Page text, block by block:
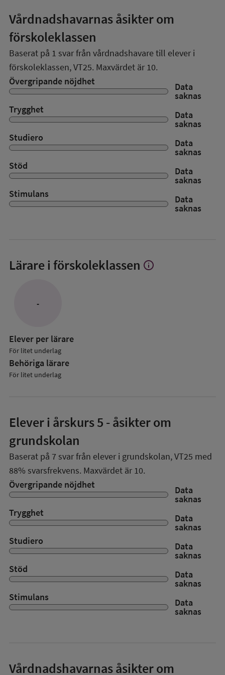
Vårdnadshavarnas åsikter om
förskoleklassen
Baserat på 1 svar från vårdnadshavare till elever i
förskoleklassen,VT25. Maxvärdet är 10.
Övergripande nöjdhet
Data
saknas
Trygghet
Data
saknas
Studiero
Data
saknas
Stöd
Data
saknas
Stimulans
Data
saknas
Lärare i förskoleklassen Visa
info
-
Elever per lärare
För litet underlag
Behöriga lärare
För litet underlag
Elever i årskurs 5 - åsikter om
grundskolan
Baserat på 7 svar från elever i grundskolan,VT25 med
88% svarsfrekvens. Maxvärdet är 10.
Övergripande nöjdhet
Data
saknas
Trygghet
Data
saknas
Studiero
Data
saknas
Stöd
Data
saknas
Stimulans
Data
saknas
Vårdnadshavarnas åsikter om